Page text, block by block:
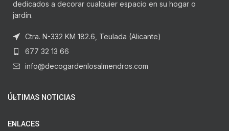
dedicados a decorar cualquier espacio en su hogar o
jardín.
Ctra. N-332 KM 182.6, Teulada (Alicante)
677 32 13 66
info@decogardenlosalmendros.com
ÚLTIMAS NOTICIAS
ENLACES